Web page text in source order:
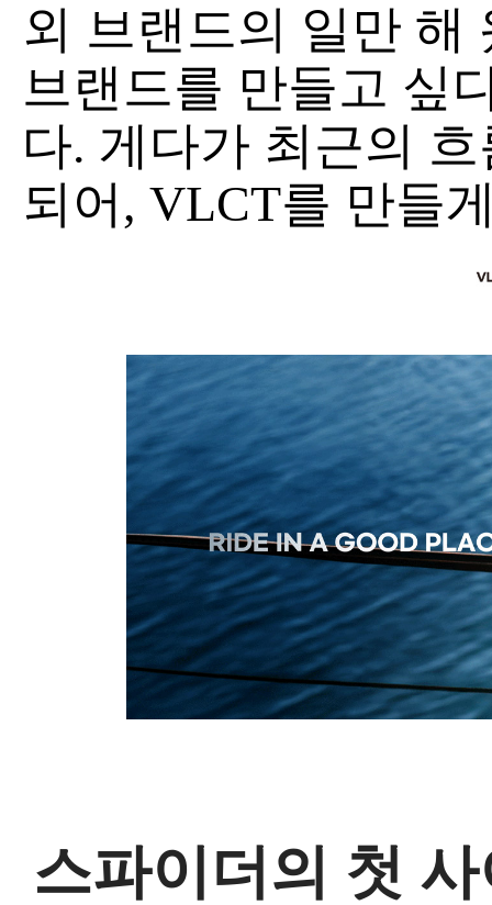
외 브랜드의 일만 해
브랜드를 만들고 싶
다. 게다가 최근의
되어, VLCT를 만들
스파이더의 첫